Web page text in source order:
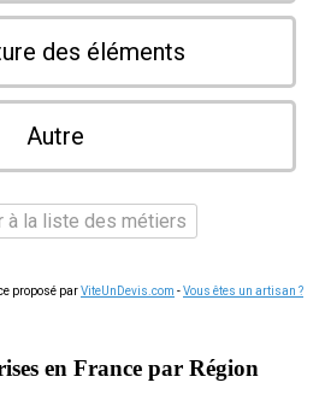
des éléments
Autre
à la liste des métiers
proposé parViteUnDevis.com -Vous êtes un artisan ?
en France par Région